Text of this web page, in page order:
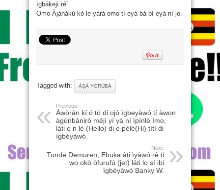
ìgbákejì rè”.
Omo Àjànàkú kò le yàrá omo tí eyá bá bí eyá ní jo.
Tagged with: ÀṢÀ YORÙBÁ
Previous:
Àwòrán kí ó tó di ojó ìgbeyàwó tí àwon
àgùnbánirò méjì yí yà ní ìpínlè Imo,
láti e n lé (Hello) di e pèlé(Hi) títí di
ìgbéyàwó.
Next:
Tunde Demuren, Ebuka àti ìyàwó rè ti
wo okò òfurufú (jet) láti lo sí ibi
ìgbéyàwó Banky W.